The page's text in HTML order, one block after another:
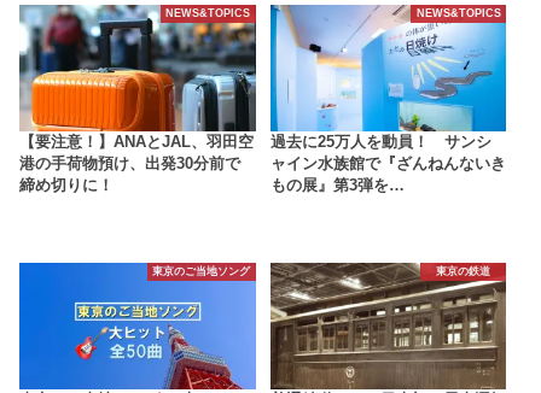
NEWS&TOPICS
【要注意！】ANAとJAL、羽田空
港の手荷物預け、出発30分前で
締め切りに！
NEWS&TOPICS
過去に25万人を動員！ サンシ
ャイン水族館で『ざんねんないき
もの展』第3弾を…
東京のご当地ソング 東京の鉄道